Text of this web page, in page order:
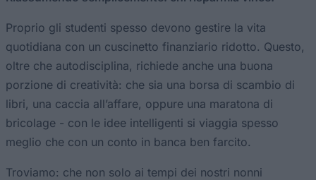
Proprio gli studenti spesso devono gestire la vita
quotidiana con un cuscinetto finanziario ridotto. Questo,
oltre che autodisciplina, richiede anche una buona
porzione di creatività: che sia una borsa di scambio di
libri, una caccia all’affare, oppure una maratona di
bricolage - con le idee intelligenti si viaggia spesso
meglio che con un conto in banca ben farcito.
Troviamo: che non solo ai tempi dei nostri nonni